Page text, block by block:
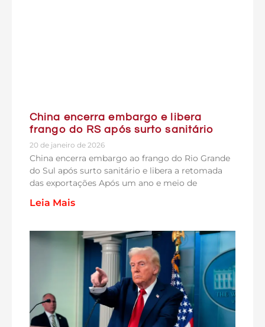
China encerra embargo e libera
frango do RS após surto sanitário
20 de janeiro de 2026
China encerra embargo ao frango do Rio Grande
do Sul após surto sanitário e libera a retomada
das exportações Após um ano e meio de
Leia Mais